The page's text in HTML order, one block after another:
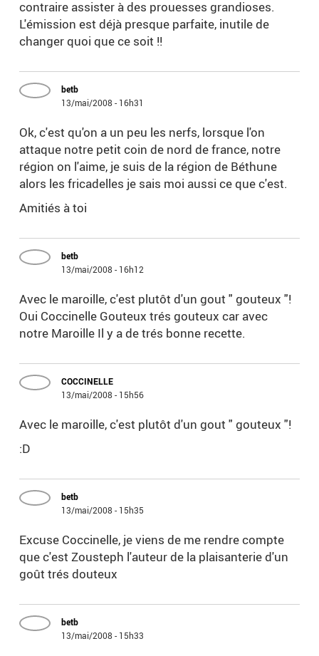
contraire assister à des prouesses grandioses.
L'émission est déjà presque parfaite, inutile de
changer quoi que ce soit !!
betb
13/mai/2008 - 16h31
Ok, c'est qu'on a un peu les nerfs, lorsque l'on
attaque notre petit coin de nord de france, notre
région on l'aime, je suis de la région de Béthune
alors les fricadelles je sais moi aussi ce que c'est.
Amitiés à toi
betb
13/mai/2008 - 16h12
Avec le maroille, c'est plutôt d'un gout " gouteux "!
Oui Coccinelle Gouteux trés gouteux car avec
notre Maroille Il y a de trés bonne recette.
COCCINELLE
13/mai/2008 - 15h56
Avec le maroille, c'est plutôt d'un gout " gouteux "!
:D
betb
13/mai/2008 - 15h35
Excuse Coccinelle, je viens de me rendre compte
que c'est Zousteph l'auteur de la plaisanterie d'un
goût trés douteux
betb
13/mai/2008 - 15h33